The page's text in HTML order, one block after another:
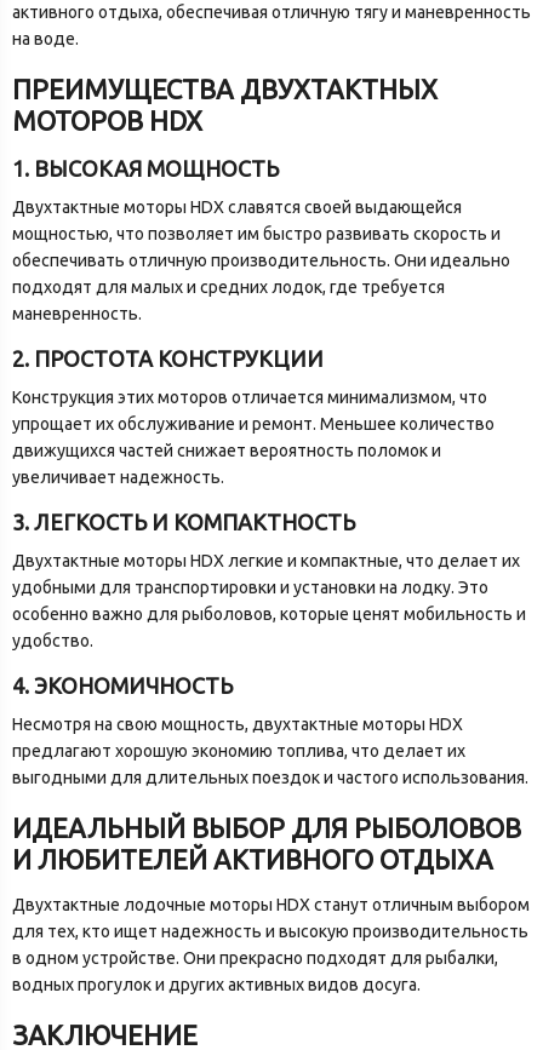
активного отдыха, обеспечивая отличную тягу и маневренность
на воде.
ПРЕИМУЩЕСТВА ДВУХТАКТНЫХ
МОТОРОВ HDX
1. ВЫСОКАЯ МОЩНОСТЬ
Двухтактные моторы HDX славятся своей выдающейся
мощностью, что позволяет им быстро развивать скорость и
обеспечивать отличную производительность. Они идеально
подходят для малых и средних лодок, где требуется
маневренность.
2. ПРОСТОТА КОНСТРУКЦИИ
Конструкция этих моторов отличается минимализмом, что
упрощает их обслуживание и ремонт. Меньшее количество
движущихся частей снижает вероятность поломок и
увеличивает надежность.
3. ЛЕГКОСТЬ И КОМПАКТНОСТЬ
Двухтактные моторы HDX легкие и компактные, что делает их
удобными для транспортировки и установки на лодку. Это
особенно важно для рыболовов, которые ценят мобильность и
удобство.
4. ЭКОНОМИЧНОСТЬ
Несмотря на свою мощность, двухтактные моторы HDX
предлагают хорошую экономию топлива, что делает их
выгодными для длительных поездок и частого использования.
ИДЕАЛЬНЫЙ ВЫБОР ДЛЯ РЫБОЛОВОВ
И ЛЮБИТЕЛЕЙ АКТИВНОГО ОТДЫХА
Двухтактные лодочные моторы HDX станут отличным выбором
для тех, кто ищет надежность и высокую производительность
в одном устройстве. Они прекрасно подходят для рыбалки,
водных прогулок и других активных видов досуга.
ЗАКЛЮЧЕНИЕ